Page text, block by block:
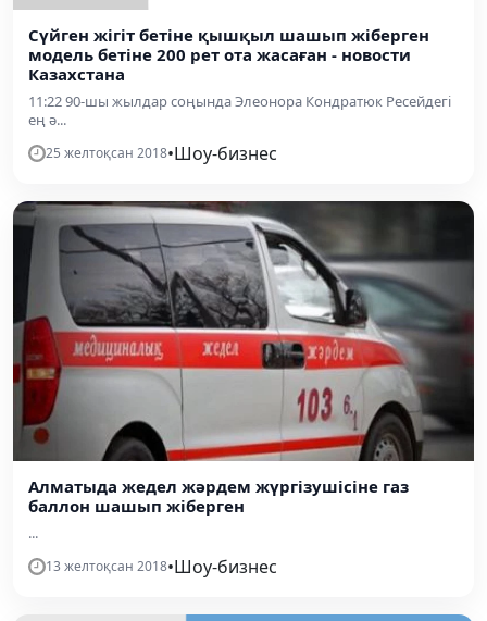
Сүйген жігіт бетіне қышқыл шашып жіберген
модель бетіне 200 рет ота жасаған - новости
Казахстана
11:22 90-шы жылдар соңында Элеонора Кондратюк Ресейдегі
ең ә...
25 желтоқсан 2018•Шоу-бизнес
Алматыда жедел жәрдем жүргізушісіне газ
баллон шашып жіберген
...
13 желтоқсан 2018•Шоу-бизнес